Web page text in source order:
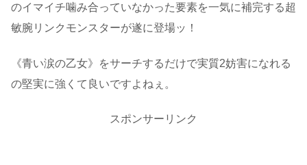
のイマイチ噛み合っていなかった要素を一気に補完する超
敏腕リンクモンスターが遂に登場ッ！
《青い涙の乙女》をサーチするだけで実質2妨害になれる
の堅実に強くて良いですよねぇ。
スポンサーリンク